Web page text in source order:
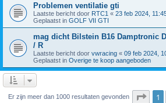
Problemen ventilatie gti
Laatste bericht door RTC1 « 23 feb 2024,
Geplaatst in GOLF VII GTI
mag dicht Bilstein B16 Damptronic
/ R
Laatste bericht door vwracing « 09 feb 2024,
Geplaatst in Overige te koop aangeboden
Er zijn meer dan 1000 resultaten gevonden 1